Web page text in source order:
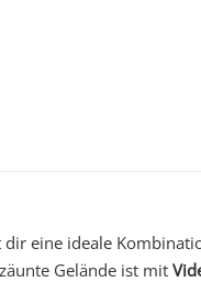
dir eine ideale
Gelände ist mit